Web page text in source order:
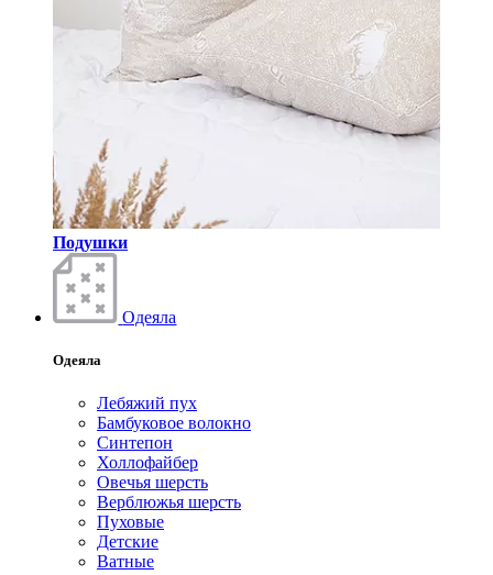
Подушки
Одеяла
Одеяла
Лебяжий пух
Бамбуковое волокно
Синтепон
Холлофайбер
Овечья шерсть
Верблюжья шерсть
Пуховые
Детские
Ватные